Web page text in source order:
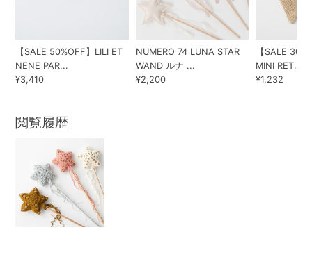
【SALE 50%OFF】LILI ET
NENE PAR...
¥3,410
NUMERO 74 LUNA STAR
WAND ルナ ...
¥2,200
【SALE
MINI RET...
¥1,232
閲覧履歴